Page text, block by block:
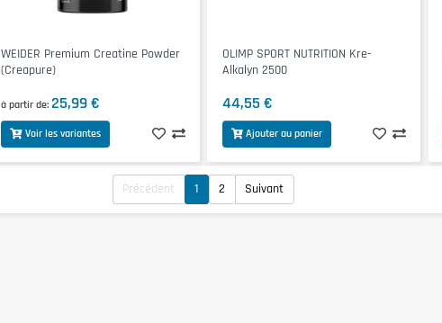
WEIDER Premium Creatine Powder
(Creapure)
à partir de 25,99 €
Voir les variantes
OLIMP SPORT NUTRITION Kre-
Alkalyn 2500
44,55 €
Ajouter au panier
Précédent 1 2 Suivant